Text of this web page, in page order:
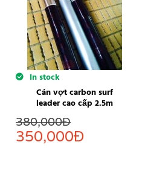
In stock
Cán vợt carbon surf
leader cao cấp 2.5m
380,000Đ
350,000Đ